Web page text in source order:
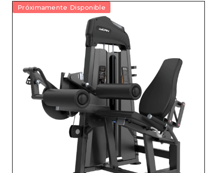
Próximamente Disponible